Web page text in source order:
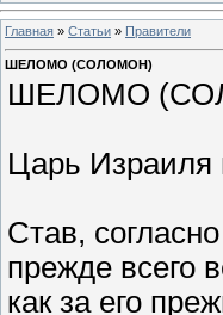
Главная » Статьи » Правители
ШЕЛОМО (СОЛОМОН)
ШЕЛОМО
Царь Израиля
Став,
прежде всего
как за его